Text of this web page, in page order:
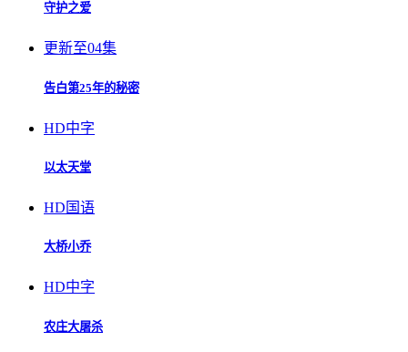
守护之爱
更新至04集
告白第25年的秘密
HD中字
以太天堂
HD国语
大桥小乔
HD中字
农庄大屠杀